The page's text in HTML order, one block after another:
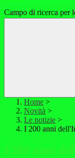
Campo di ricerca per
Home >
Novità >
Le notizie >
I 200 anni
I 200 anni